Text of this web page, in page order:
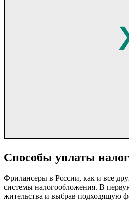
Способы уплаты
Фрилансеры в России, как и все
системы налогообложения. В
жительства и выбрав подходящую